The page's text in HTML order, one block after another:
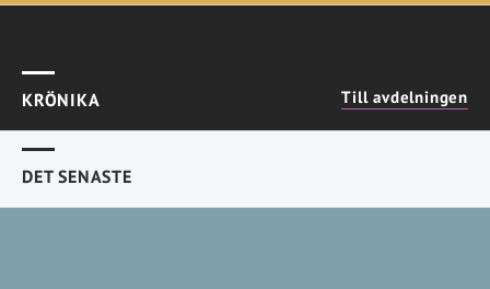
KRÖNIKA Till avdelningen
DET SENASTE